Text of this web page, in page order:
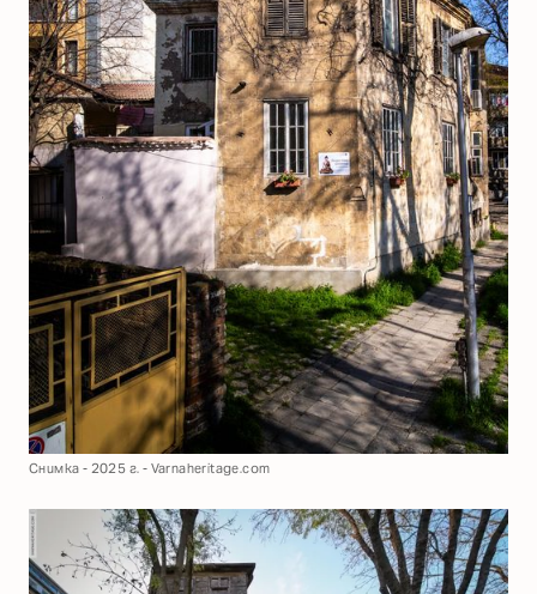
Снимка - 2025 г. - Varnaheritage.com